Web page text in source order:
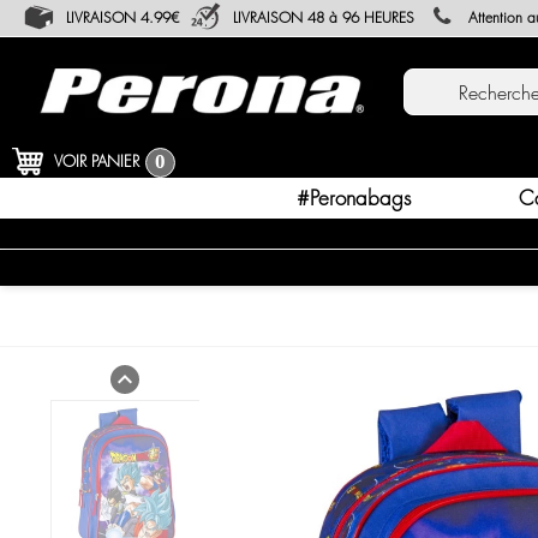
LIVRAISON 4.99€ LIVRAISON 48 à 96 HEURES Attention
VOIR PANIER 0
#peronabags
expand_less